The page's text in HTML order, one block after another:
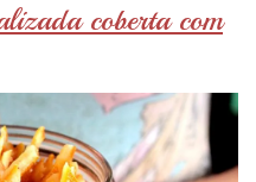
coberta com